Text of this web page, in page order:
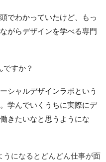
でわかっていたけど、もっ
がらデザインを学べる専門
すか？
シャルデザインラボという
学んでいくうちに実際にデ
きたいなと思うようにな
になるとどんどん仕事が面